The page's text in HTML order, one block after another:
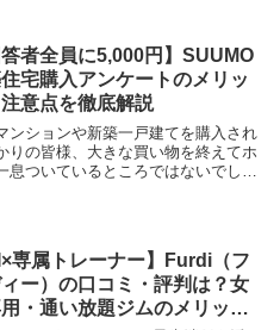
答者全員に5,000円】SUUMO
宅購入アンケートのメリッ
注意点を徹底解説
ンションや新築一戸建てを購入され
りの皆様、大きな買い物を終えてホ
息ついているところではないでしょ
サ...
専属トレーナー】Furdi（フ
ィー）の口コミ・評判は？女
・通い放題ジムのメリット